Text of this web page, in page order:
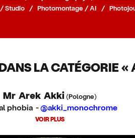
Studio / Photomontage / AI /
LA CATÉGORIE «
Mr Arek Akki (Pologne)
phobia -@akki_monochrome
VOIR PLUS